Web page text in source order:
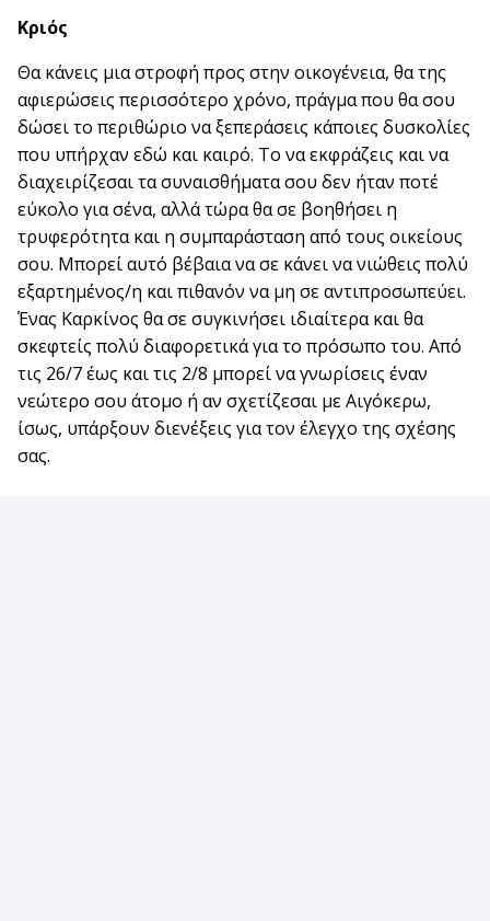
Κριός
Θα κάνεις μια στροφή προς στην οικογένεια, θα της
αφιερώσεις περισσότερο χρόνο, πράγμα που θα σου
δώσει το περιθώριο να ξεπεράσεις κάποιες δυσκολίες
που υπήρχαν εδώ και καιρό. Το να εκφράζεις και να
διαχειρίζεσαι τα συναισθήματα σου δεν ήταν ποτέ
εύκολο για σένα, αλλά τώρα θα σε βοηθήσει η
τρυφερότητα και η συμπαράσταση από τους οικείους
σου. Μπορεί αυτό βέβαια να σε κάνει να νιώθεις πολύ
εξαρτημένος/η και πιθανόν να μη σε αντιπροσωπεύει.
Ένας Καρκίνος θα σε συγκινήσει ιδιαίτερα και θα
σκεφτείς πολύ διαφορετικά για το πρόσωπο του. Από
τις 26/7 έως και τις 2/8 μπορεί να γνωρίσεις έναν
νεώτερο σου άτομο ή αν σχετίζεσαι με Αιγόκερω,
ίσως, υπάρξουν διενέξεις για τον έλεγχο της σχέσης
σας.